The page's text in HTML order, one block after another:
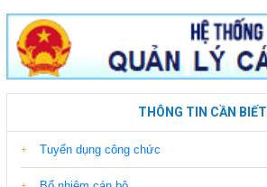
THÔNG TIN CẦN BIẾT
Tuyển dụng công chức